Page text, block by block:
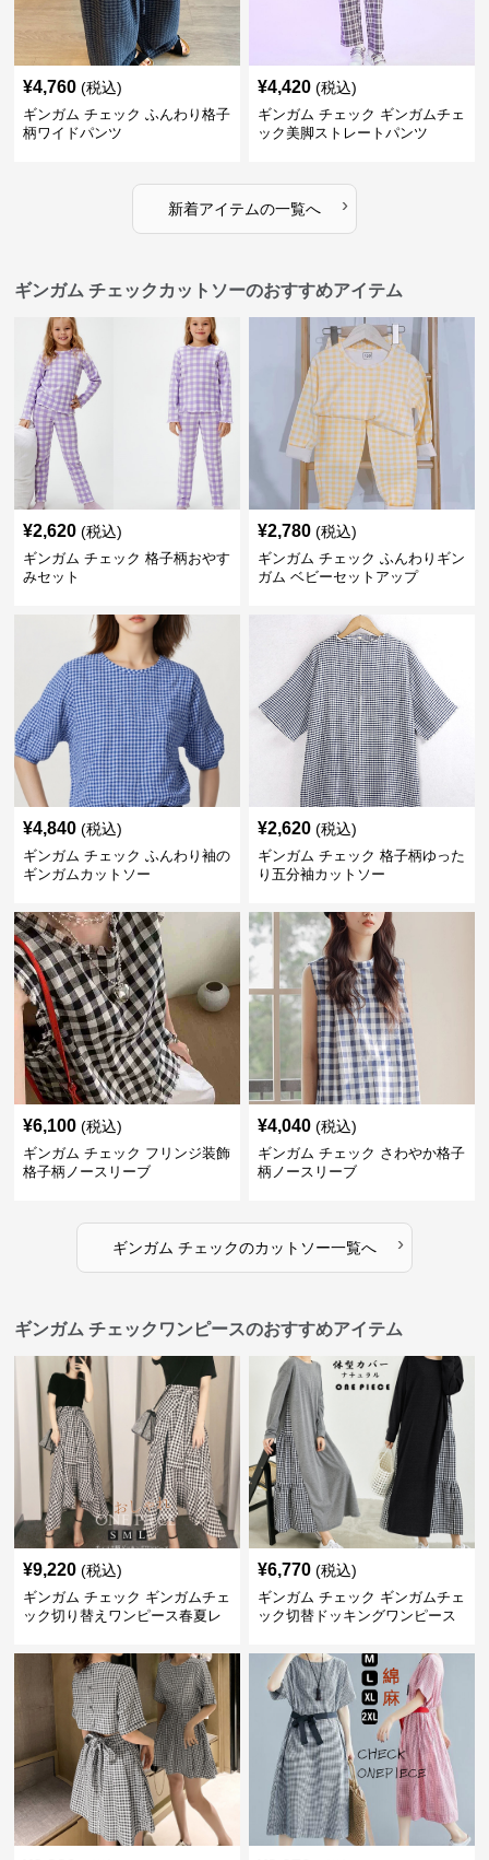
¥4,760 (税込)
ギンガム チェック ふんわり格子
柄ワイドパンツ
¥4,420 (税込)
ギンガム チェック ギンガムチェ
ック美脚ストレートパンツ
新着アイテムの一覧へ ›
ギンガム チェックカットソーのおすすめアイテム
¥2,620 (税込)
ギンガム チェック 格子柄おやす
みセット
¥2,780 (税込)
ギンガム チェック ふんわりギン
ガム ベビーセットアップ
¥4,840 (税込)
ギンガム チェック ふんわり袖の
ギンガムカットソー
¥2,620 (税込)
ギンガム チェック 格子柄ゆった
り五分袖カットソー
¥6,100 (税込)
ギンガム チェック フリンジ装飾
格子柄ノースリーブ
¥4,040 (税込)
ギンガム チェック さわやか格子
柄ノースリーブ
ギンガム チェックのカットソー一覧へ ›
ギンガム チェックワンピースのおすすめアイテム
¥9,220 (税込)
ギンガム チェック ギンガムチェ
ック切り替えワンピース春夏レ
¥6,770 (税込)
ギンガム チェック ギンガムチェ
ック切替ドッキングワンピース